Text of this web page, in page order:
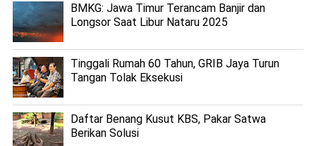
BMKG: Jawa Timur Terancam Banjir dan
Longsor Saat Libur Nataru 2025
Tinggali Rumah 60 Tahun, GRIB Jaya Turun
Tangan Tolak Eksekusi
Daftar Benang Kusut KBS, Pakar Satwa
Berikan Solusi